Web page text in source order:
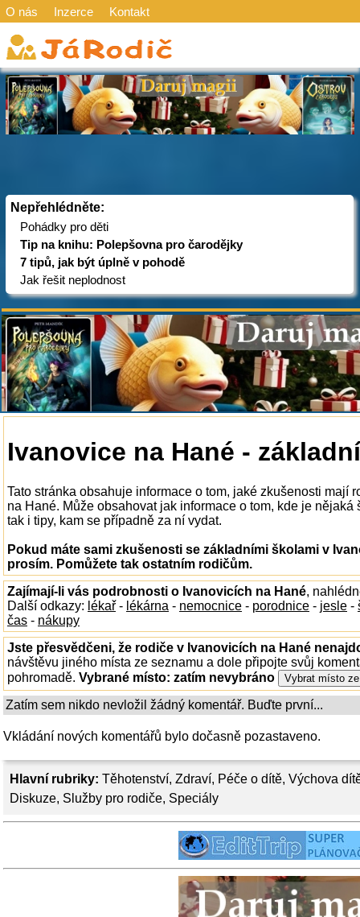
O nás Inzerce Kontakt
Nepřehlédněte:
Pohádky pro děti
Tip na knihu: Polepšovna pro čarodějky
7 tipů, jak být úplně v pohodě
Jak řešit neplodnost
Hlavní rubriky: Těhotenství, Zdraví, Péče o dítě, Výchova
Diskuze, Služby pro rodiče, Speciály
Ivanovice na Hané -
Tato stránka obsahuje informace o tom, jaké zkušenosti mají
na Hané. Může obsahovat jak informace o tom, kde je
tak i tipy, kam se případně za ní vydat.
Pokud máte sami zkušenosti se základními školami v
prosím. Pomůžete tak ostatním rodičům.
Zajímají-li vás podrobnosti o Ivanovicích na Hané,
Další odkazy: lékař - lékárna - nemocnice - porodnice - jesle -
čas - nákupy
Jste přesvědčeni, že rodiče v Ivanovicích na Hané
návštěvu jiného místa ze seznamu a dole připojte svůj
pohromadě. Vybrané místo: zatím nevybráno
Zatím sem nikdo nevložil žádný komentář. Buďte první...
Vkládání nových komentářů bylo dočasně pozastaveno.